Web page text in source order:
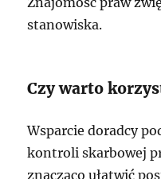
stanowiska.
Czy warto
Wsparcie doradcy
kontroli skarbowej
znacząco ułatwić